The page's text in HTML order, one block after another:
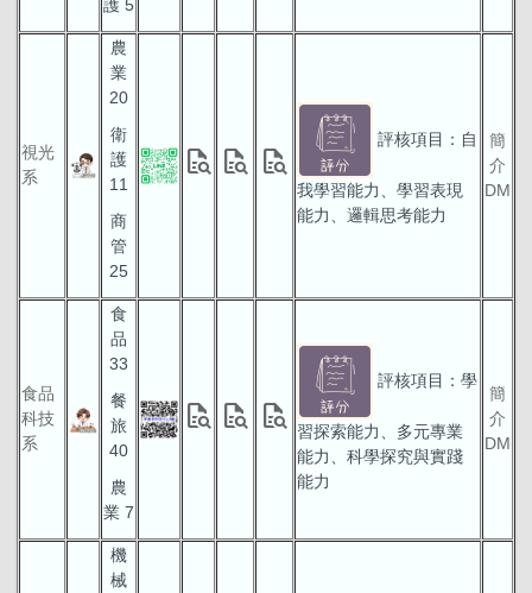
護 5
視光
系
農
業
20
衛
護
11
商
管
25
quick_reference_all quick_reference_all quick_reference_all
評核項目：自
我學習能力、學習表現
能力、邏輯思考能力
簡
介
DM
食品
科技
系
食
品
33
餐
旅
40
農
業 7
quick_reference_all quick_reference_all quick_reference_all
評核項目：學
習探索能力、多元專業
能力、科學探究與實踐
能力
簡
介
DM
機
械